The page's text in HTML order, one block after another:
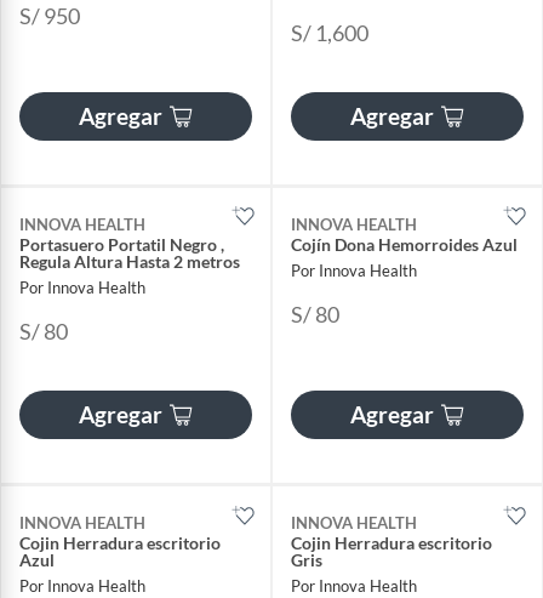
S/ 950
Agregar
S/ 1,600
Agregar
INNOVA HEALTH
Portasuero Portatil Negro ,
Regula Altura Hasta 2 metros
Por Innova Health
S/ 80
Agregar
INNOVA HEALTH
Cojín Dona Hemorroides Azul
Por Innova Health
S/ 80
Agregar
INNOVA HEALTH
Cojin Herradura escritorio
Azul
Por Innova Health
INNOVA HEALTH
Cojin Herradura escritorio
Gris
Por Innova Health